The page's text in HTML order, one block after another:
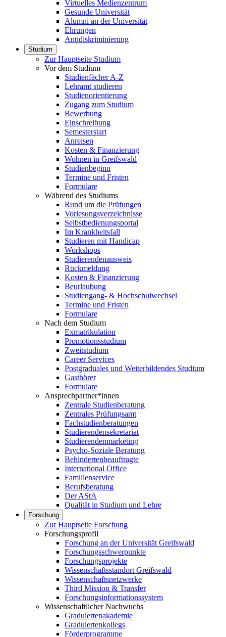
Virtuelles Medienzentrum
Gesunde Universität
Alumni an der Universität
Ehrungen
Antidiskriminierung
Studium
Zur Hauptseite Studium
Vor dem Studium
Studienfächer A-Z
Lehramt studieren
Studienorientierung
Zugang zum Studium
Bewerbung
Einschreibung
Semesterstart
Anreisen
Kosten & Finanzierung
Wohnen in Greifswald
Studienbeginn
Termine und Fristen
Formulare
Während des Studiums
Rund um die Prüfungen
Vorlesungsverzeichnisse
Selbstbedienungsportal
Im Krankheitsfall
Studieren mit Handicap
Workshops
Studierendenausweis
Rückmeldung
Kosten & Finanzierung
Beurlaubung
Studiengang- & Hochschulwechsel
Termine und Fristen
Formulare
Nach dem Studium
Exmatrikulation
Promotionsstudium
Zweitstudium
Career Services
Postgraduales und Weiterbildendes Studium
Gasthörer
Formulare
Ansprechpartner*innen
Zentrale Studienberatung
Zentrales Prüfungsamt
Fachstudienberatungen
Studierendensekretariat
Studierendenmarketing
Psycho-Soziale Beratung
Behindertenbeauftragte
International Office
Familienservice
Berufsberatung
Der AStA
Qualität in Studium und Lehre
Forschung
Zur Hauptseite Forschung
Forschungsprofil
Forschung an der Universität Greifswald
Forschungsschwerpunkte
Forschungsprojekte
Wissenschaftsstandort Greifswald
Wissenschaftsnetzwerke
Third Mission & Transfer
Forschungsinformationssystem
Wissenschaftlicher Nachwuchs
Graduiertenakademie
Graduiertenkollegs
Förderprogramme